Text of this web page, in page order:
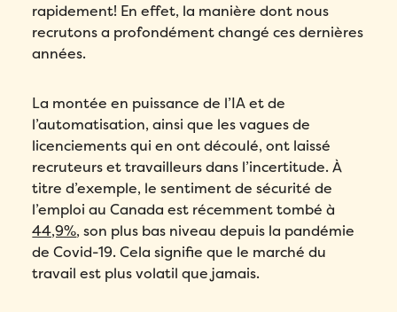
rapidement! En effet, la manière dont nous
recrutons a profondément changé ces dernières
années.
La montée en puissance de l’IA et de
l’automatisation, ainsi que les vagues de
licenciements qui en ont découlé, ont laissé
recruteurs et travailleurs dans l’incertitude. À
titre d’exemple, le sentiment de sécurité de
l’emploi au Canada est récemment tombé à
44,9%, son plus bas niveau depuis la pandémie
de Covid-19. Cela signifie que le marché du
travail est plus volatil que jamais.